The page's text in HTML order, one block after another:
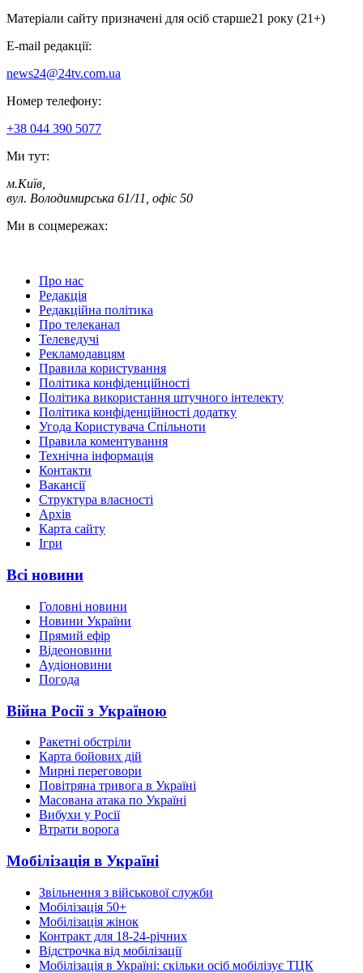
Матеріали сайту призначені для осіб старше21 року (21+)
E-mail редакції:
news24@24tv.com.ua
Номер телефону:
+38 044 390 5077
Ми тут:
м.Київ
вул. Володимирська 61/11, офіс 50
Ми в соцмережах:
Про нас
Редакція
Редакційна політика
Про телеканал
Телеведучі
Рекламодавцям
Правила користування
Політика конфіденційності
Політика використання штучного інтелекту
Політика конфіденційності додатку
Угода Користувача Спільноти
Правила коментування
Технічна інформація
Контакти
Вакансії
Структура власності
Архів
Карта сайту
Ігри
Всі новини
Головні новини
Новини України
Прямий ефір
Відеоновини
Аудіоновини
Погода
Війна Росії з Україною
Ракетні обстріли
Карта бойових дій
Мирні переговори
Повітряна тривога в Україні
Масована атака по Україні
Вибухи у Росії
Втрати ворога
Мобілізація в Україні
Звільнення з військової служби
Мобілізація 50+
Мобілізація жінок
Контракт для 18-24-річних
Відстрочка від мобілізації
Мобілізація в Україні: скільки осіб мобілізує ТЦК